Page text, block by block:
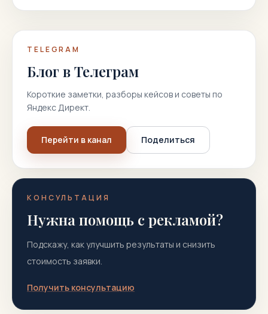
TELEGRAM
Блог в Телеграм
Короткие заметки, разборы кейсов и советы по
Яндекс Директ.
Перейти в канал Поделиться
КОНСУЛЬТАЦИЯ
Нужна помощь с рекламой?
Подскажу, как улучшить результаты и снизить
стоимость заявки.
Получить консультацию